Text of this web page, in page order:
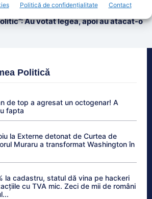
Politică de confidențialitate Contact
de Finanțe acuză PNL și USR de
Au votat legea, apoi au atacat-o
Politică
de top a agresat un octogenar! A
fapta
la Externe detonat de Curtea de
Muraru a transformat Washington în
la cadastru, statul dă vina pe hackeri
cu TVA mic. Zeci de mii de români